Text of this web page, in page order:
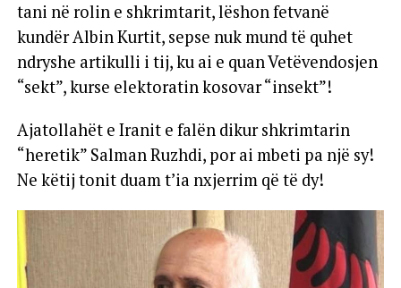
tani në rolin e shkrimtarit, lëshon fetvanë
kundër Albin Kurtit, sepse nuk mund të quhet
ndryshe artikulli i tij, ku ai e quan Vetëvendosjen
“sekt”, kurse elektoratin kosovar “insekt”!
Ajatollahët e Iranit e falën dikur shkrimtarin
“heretik” Salman Ruzhdi, por ai mbeti pa një sy!
Ne këtij tonit duam t’ia nxjerrim që të dy!